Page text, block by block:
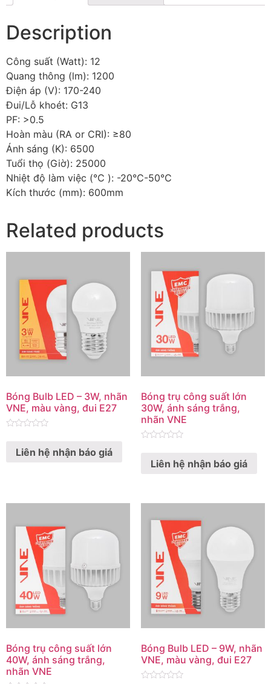
Description
Công suất (Watt): 12
Quang thông (lm): 1200
Điện áp (V): 170-240
Đui/Lỗ khoét: G13
PF: >0.5
Hoàn màu (RA or CRI): ≥80
Ánh sáng (K): 6500
Tuổi thọ (Giờ): 25000
Nhiệt độ làm việc (℃ ): -20℃-50℃
Kích thước (mm): 600mm
Related products
Bóng Bulb LED – 3W, nhãn
VNE, màu vàng, đui E27
outLiên hệ nhận báo giá
Bóng trụ công suất lớn
30W, ánh sáng trắng,
nhãn VNE
outLiên hệ nhận báo giá
Bóng trụ công suất lớn
40W, ánh sáng trắng,
nhãn VNE
Bóng Bulb LED – 9W, nhãn
VNE, màu vàng, đui E27